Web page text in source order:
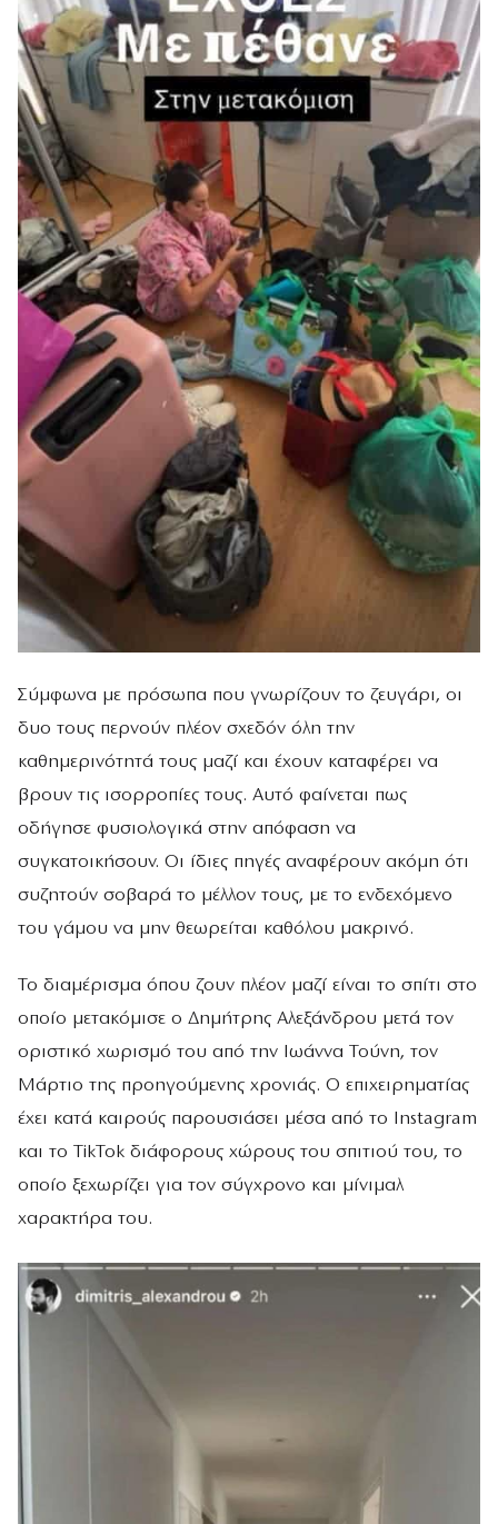
Σύμφωνα με πρόσωπα που γνωρίζουν το ζευγάρι, οι
δυο τους περνούν πλέον σχεδόν όλη την
καθημερινότητά τους μαζί και έχουν καταφέρει να
βρουν τις ισορροπίες τους. Αυτό φαίνεται πως
οδήγησε φυσιολογικά στην απόφαση να
συγκατοικήσουν. Οι ίδιες πηγές αναφέρουν ακόμη ότι
συζητούν σοβαρά το μέλλον τους, με το ενδεχόμενο
του γάμου να μην θεωρείται καθόλου μακρινό.
Το διαμέρισμα όπου ζουν πλέον μαζί είναι το σπίτι στο
οποίο μετακόμισε ο Δημήτρης Αλεξάνδρου μετά τον
οριστικό χωρισμό του από την Ιωάννα Τούνη, τον
Μάρτιο της προηγούμενης χρονιάς. Ο επιχειρηματίας
έχει κατά καιρούς παρουσιάσει μέσα από το Instagram
και το TikTok διάφορους χώρους του σπιτιού του, το
οποίο ξεχωρίζει για τον σύγχρονο και μίνιμαλ
χαρακτήρα του.